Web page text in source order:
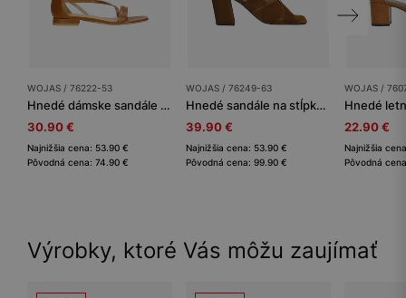
WOJAS / 76222-53
Hnedé dámske sandále z lícnej kože
30.90 €
Najnižšia cena: 53.90 €
Pôvodná cena: 74.90 €
WOJAS / 76249-63
Hnedé sandále na stĺpkovom podpätku
39.90 €
Najnižšia cena: 53.90 €
Pôvodná cena: 99.90 €
WOJAS /
22.90 €
Najnižšia
Pôvodná
Výrobky, ktoré Vás môžu zaujímať